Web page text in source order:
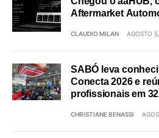
Aftermarket
CLAUDIO MILAN AGOSTO
SABÓ leva
Conecta 2026 e
profissionais em
CHRISTIANE BENASSI